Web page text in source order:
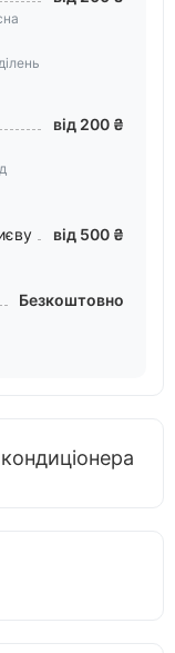
від 200 ₴
від 500 ₴
Безкоштовно